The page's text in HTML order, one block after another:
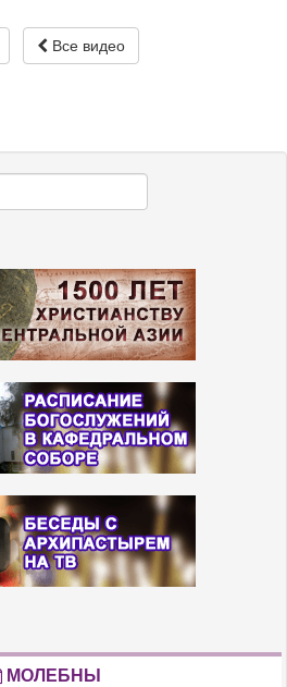
Все видео
МОЛЕБНЫ